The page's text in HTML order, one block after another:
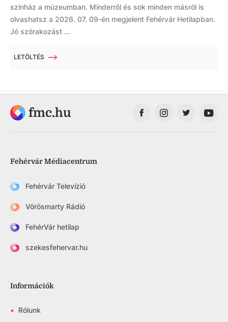
színház a múzeumban. Minderről és sok minden másról is
olvashatsz a 2026. 07. 09-én megjelent Fehérvár Hetilapban.
Jó szórakozást ...
LETÖLTÉS
fmc.hu
Fehérvár Médiacentrum
Fehérvár Televízió
Vörösmarty Rádió
FehérVár hetilap
szekesfehervar.hu
Információk
• Rólunk